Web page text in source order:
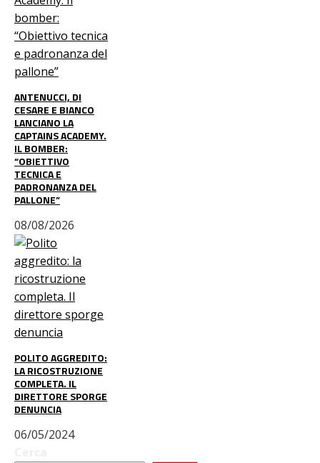
ANTENUCCI, DI
CESARE E BIANCO
LANCIANO LA
CAPTAINS ACADEMY.
IL BOMBER:
“OBIETTIVO
TECNICA E
PADRONANZA DEL
PALLONE”
08/08/2026
POLITO AGGREDITO:
LA RICOSTRUZIONE
COMPLETA. IL
DIRETTORE SPORGE
DENUNCIA
06/05/2024